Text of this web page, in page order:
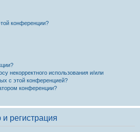
конференции?
некорректного использования и/или
с этой конференцией?
конференции?
регистрация